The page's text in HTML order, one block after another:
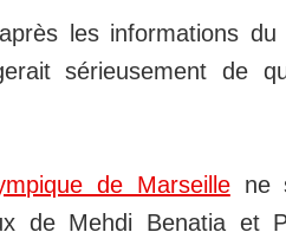
les informations du
sérieusement de
de Marseillene
de Mehdi Benatia et